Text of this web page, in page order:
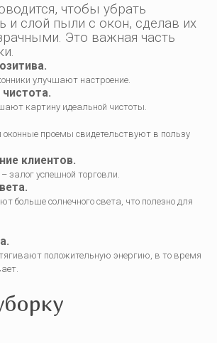
чтобы убрать
и слой пыли с окон, сделав их
Это важная часть
улучшают настроение.
картину идеальной чистоты.
проемы свидетельствуют в пользу
клиентов.
успешной торговли.
больше солнечного света, что полезно для
положительную энергию, в то время